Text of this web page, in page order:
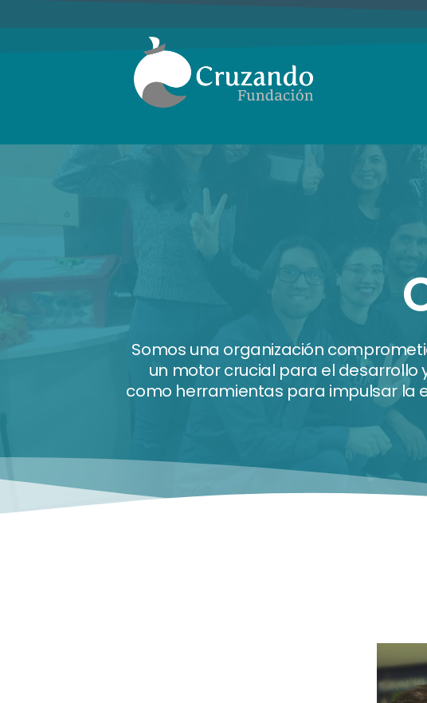
Somos una organización
un motor crucial para el
como herramientas para impulsar la